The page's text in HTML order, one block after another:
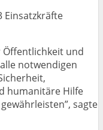
Einsatzkräfte
Öffentlichkeit und
notwendigen
humanitäre Hilfe
sagte